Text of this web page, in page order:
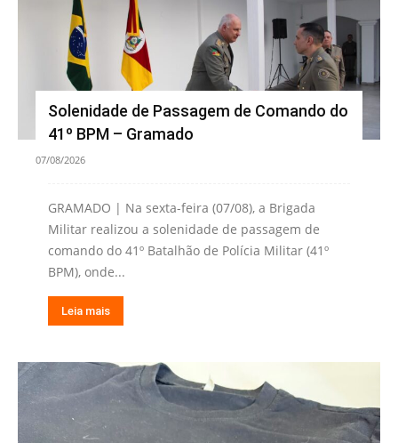
Solenidade de Passagem de Comando do
41º BPM – Gramado
07/08/2026
GRAMADO | Na sexta-feira (07/08), a Brigada
Militar realizou a solenidade de passagem de
comando do 41º Batalhão de Polícia Militar (41º
BPM), onde...
Leia mais